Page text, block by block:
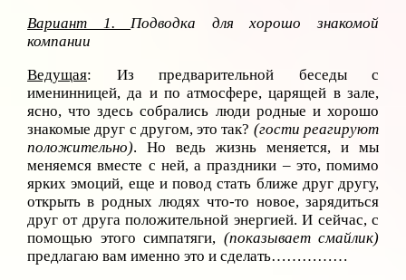
Вариант 1.Подводка для хорошо знакомой
компании
Ведущая: Из предварительной беседы с
именинницей, да и по атмосфере, царящей в зале,
ясно, что здесь собрались люди родные и хорошо
знакомые друг с другом, это так? (гости реагируют
положительно). Но ведь жизнь меняется, и мы
меняемся вместе с ней, а праздники – это, помимо
ярких эмоций, еще и повод стать ближе друг другу,
открыть в родных людях что-то новое, зарядиться
друг от друга положительной энергией. И сейчас, с
помощью этого симпатяги, (показывает смайлик)
предлагаю вам именно это и сделать……………